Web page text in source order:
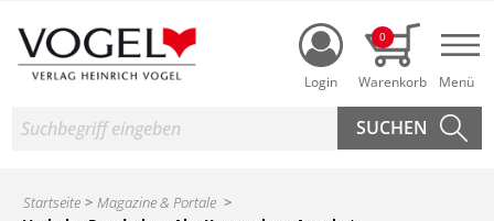
Login
0
Suche
Startseite
Magazine & Portale